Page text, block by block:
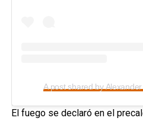
El fuego se declaró en el